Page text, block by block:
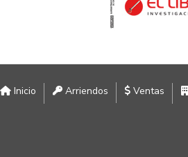
Inicio Arriendos Ventas